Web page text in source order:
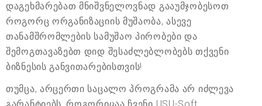
დაგეხმარებათ მნიშვნელოვნად გააუმჯობესოთ
როგორც ორგანიზაციის მუშაობა, ასევე
თანამშრომლების სამუშაო პირობები და
შემოგთავაზებთ დიდ შესაძლებლობებს თქვენი
ბიზნესის განვითარებისთვის!
თუმცა, არცერთი საცალო პროგრამა არ იძლევა